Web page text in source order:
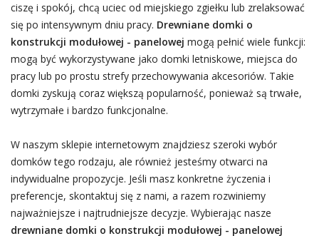
ciszę i spokój, chcą uciec od miejskiego zgiełku lub zrelaksować
się po intensywnym dniu pracy. Drewniane domki o
konstrukcji modułowej - panelowej mogą pełnić wiele funkcji:
mogą być wykorzystywane jako domki letniskowe, miejsca do
pracy lub po prostu strefy przechowywania akcesoriów. Takie
domki zyskują coraz większą popularność, ponieważ są trwałe,
wytrzymałe i bardzo funkcjonalne.
W naszym sklepie internetowym znajdziesz szeroki wybór
domków tego rodzaju, ale również jesteśmy otwarci na
indywidualne propozycje. Jeśli masz konkretne życzenia i
preferencje, skontaktuj się z nami, a razem rozwiniemy
najważniejsze i najtrudniejsze decyzje. Wybierając nasze
drewniane domki o konstrukcji modułowej - panelowej